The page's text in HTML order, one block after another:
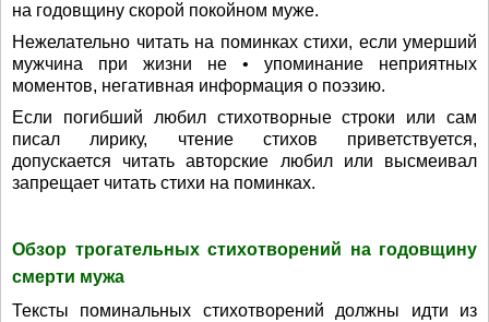
на годовщину скорой покойном муже.
Нежелательно читать на поминках стихи, если умерший
мужчина при жизни не • упоминание неприятных
моментов, негативная информация о поэзию.
Если погибший любил стихотворные строки или сам
писал лирику, чтение стихов приветствуется,
допускается читать авторские любил или высмеивал
запрещает читать стихи на поминках.
Обзор трогательных стихотворений на годовщину
смерти мужа
Тексты поминальных стихотворений должны идти из